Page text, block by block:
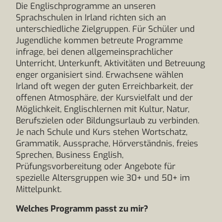
Die Englischprogramme an unseren
Sprachschulen in Irland richten sich an
unterschiedliche Zielgruppen. Für Schüler und
Jugendliche kommen betreute Programme
infrage, bei denen allgemeinsprachlicher
Unterricht, Unterkunft, Aktivitäten und Betreuung
enger organisiert sind. Erwachsene wählen
Irland oft wegen der guten Erreichbarkeit, der
offenen Atmosphäre, der Kursvielfalt und der
Möglichkeit, Englischlernen mit Kultur, Natur,
Berufszielen oder Bildungsurlaub zu verbinden.
Je nach Schule und Kurs stehen Wortschatz,
Grammatik, Aussprache, Hörverständnis, freies
Sprechen, Business English,
Prüfungsvorbereitung oder Angebote für
spezielle Altersgruppen wie 30+ und 50+ im
Mittelpunkt.
Welches Programm passt zu mir?